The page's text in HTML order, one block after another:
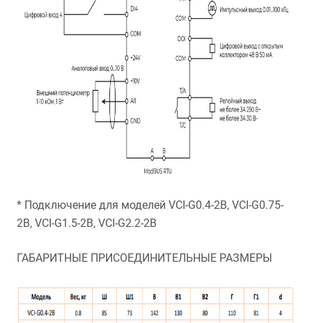
* Подключение для моделей VCI-G0.4-2B, VCI-G0.75-
2B, VCI-G1.5-2B, VCI-G2.2-2B
ГАБАРИТНЫЕ ПРИСОЕДИНИТЕЛЬНЫЕ РАЗМЕРЫ